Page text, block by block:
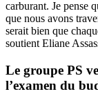
carburant. Je pense
que nous avons
serait bien que
soutient Eliane
Le groupe PS
l’examen du